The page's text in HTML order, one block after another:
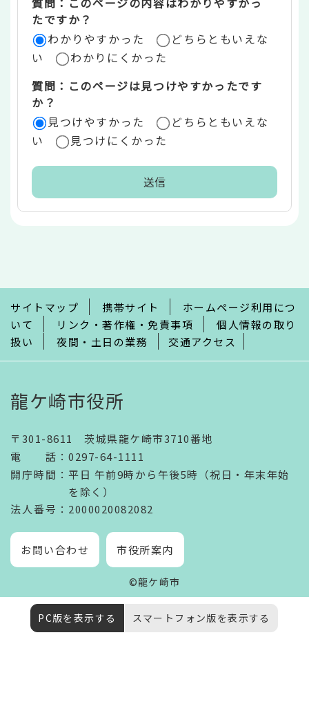
リ
ア
たですか？
わかりやすかった
どちらともいえな
い
わかりにくかった
質問：このページは見つけやすかったです
か？
見つけやすかった
どちらともいえな
い
見つけにくかった
で
サイトマップ 携帯サイト
ホームページ利用につ
いて
リンク・著作権・免責事項
個人情報の取り
扱い
夜間・土日の業務 交通アクセス
龍ケ崎市役所
〒301-8611 茨城県龍ケ崎市3710番地
電話 ： 0297-64-1111
開庁時間 ： 平日 午前9時から午後5時（祝日・年末年始
を除く）
法人番号 ：2000020082082
お問い合わせ 市役所案内
©龍ケ崎市
PC版を表示する スマートフォン版を表示する